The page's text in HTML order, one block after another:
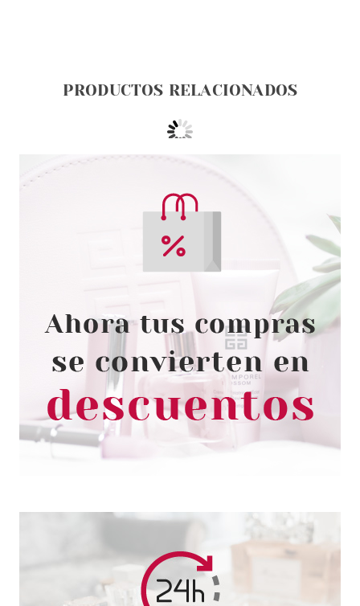
PRODUCTOS RELACIONADOS
HASK
HASK TEXTURE SOLUTIONS
PRE CHAMPU DESENREDANTE
355 ML
Pvr 10.99€
-19%
desde
8.90€